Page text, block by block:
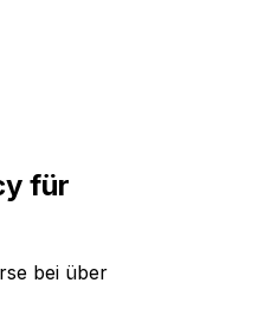
für
bei über